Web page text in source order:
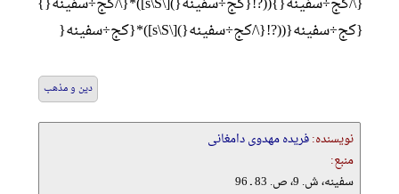
{کج÷سفينه{((?!{\/کج÷سفينه{)[\s\S])*{کج÷سفينه{
دین و مذهب
نویسنده:فریده مهدوی دامغانی
منبع:
سفینه، ش. 9، ص. 83 ـ 96